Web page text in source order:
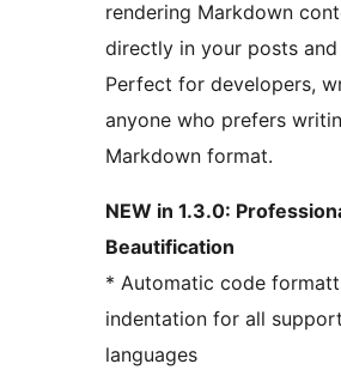
rendering Markdown
directly in your posts and
Perfect for developers,
anyone who prefers
Markdown format.
NEW in 1.3.0:
Beautification
* Automatic code
indentation for all
languages